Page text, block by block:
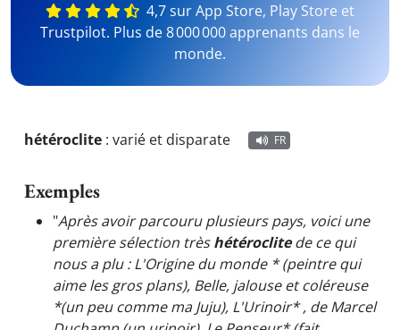
4,7 sur App Store, Play Store et
Trustpilot. Plus de 8 000 000 apprenants dans le
monde.
hétéroclite : varié et disparate FR
Exemples
"Après avoir parcouru plusieurs pays, voici une
première sélection trèshétéroclitede ce qui
nous a plu : L'Origine du monde * (peintre qui
aime les gros plans), Belle, jalouse et coléreuse
*(un peu comme ma Juju), L'Urinoir* , de Marcel